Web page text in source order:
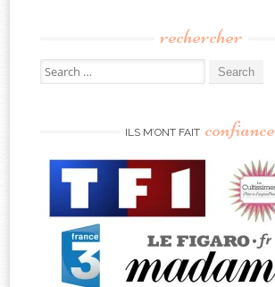
rechercher
Search
for:
ILS M’ONT FAIT confiance